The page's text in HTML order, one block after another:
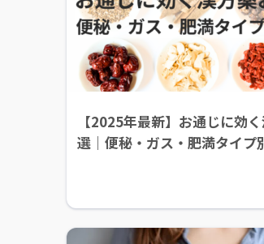
【2025年最新】お通じに効
選｜便秘・ガス・肥満タイプ